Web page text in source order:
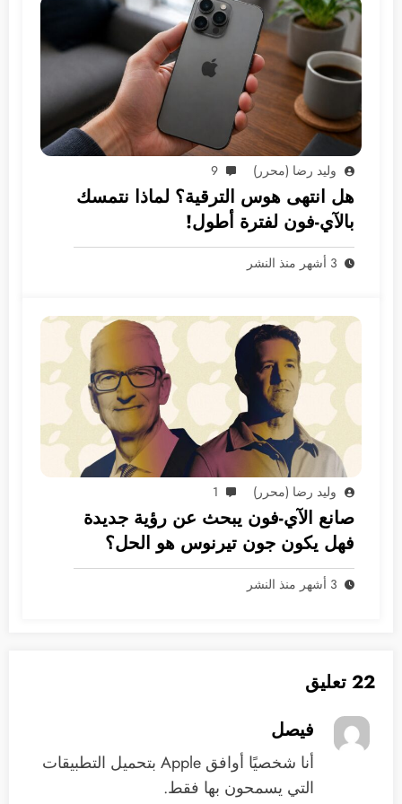
وليد رضا (محرر) 9
هل انتهى هوس الترقية؟ لماذا نتمسك
بالآي-فون لفترة أطول!
3 أشهر منذ النشر
وليد رضا (محرر) 1
صانع الآي-فون يبحث عن رؤية جديدة
فهل يكون جون تيرنوس هو الحل؟
3 أشهر منذ النشر
22 تعليق
فيصل
أنا شخصيًا أوافق Apple بتحميل التطبيقات
التي يسمحون بها فقط.